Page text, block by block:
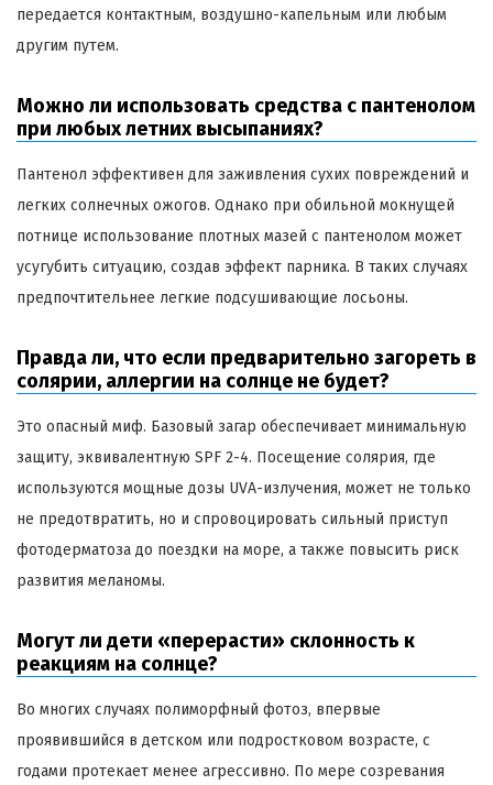
передается контактным, воздушно-капельным или любым
другим путем.
Можно ли использовать средства с пантенолом
при любых летних высыпаниях?
Пантенол эффективен для заживления сухих повреждений и
легких солнечных ожогов. Однако при обильной мокнущей
потнице использование плотных мазей с пантенолом может
усугубить ситуацию, создав эффект парника. В таких случаях
предпочтительнее легкие подсушивающие лосьоны.
Правда ли, что если предварительно загореть в
солярии, аллергии на солнце не будет?
Это опасный миф. Базовый загар обеспечивает минимальную
защиту, эквивалентную SPF 2-4. Посещение солярия, где
используются мощные дозы UVA-излучения, может не только
не предотвратить, но и спровоцировать сильный приступ
фотодерматоза до поездки на море, а также повысить риск
развития меланомы.
Могут ли дети «перерасти» склонность к
реакциям на солнце?
Во многих случаях полиморфный фотоз, впервые
проявившийся в детском или подростковом возрасте, с
годами протекает менее агрессивно. По мере созревания